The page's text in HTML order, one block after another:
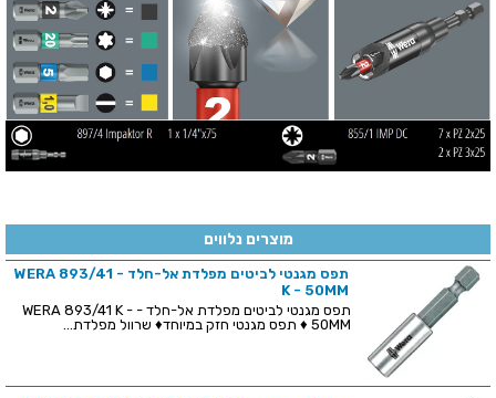
מוצרים נלווים
תפס מגנטי לביטים מפלדת אל-חלד - WERA 893/41
K - 50MM
תפס מגנטי לביטים מפלדת אל-חלד - WERA 893/41 K -
50MM ♦ תפס מגנטי חזק במיוחד♦ שרוול מפלדת...